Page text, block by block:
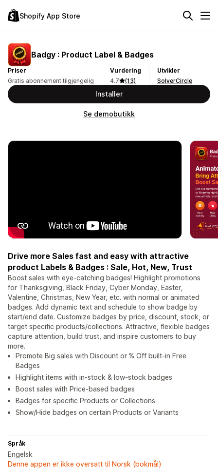
Shopify App Store
Badgy : Product Label & Badges
Priser
Gratis abonnement tilgjengelig
Vurdering
4.7
(13)
Utvikler
SolverCircle
Installer
Se demobutikk
Drive more Sales fast and easy with attractive
product Labels & Badges : Sale, Hot, New, Trust
Boost sales with eye-catching badges! Highlight promotions
for Thanksgiving, Black Friday, Cyber Monday, Easter,
Valentine, Christmas, New Year, etc. with normal or animated
badges. Add dynamic text and schedule to show badge by
start/end date. Customize badges by price, discount, stock, or
target specific products/collections. Attractive, flexible badges
capture attention, build trust, and inspire customers to buy
more.
Promote Big sales with Discount or % Off built-in Free
Badges
Highlight items with in-stock & low-stock badges
Boost sales with Price-based badges
Badges for specific Products or Collections
Show/Hide badges on certain Products or Variants
Språk
Engelsk
Denne appen er ikke oversatt til Norsk (bokmål)